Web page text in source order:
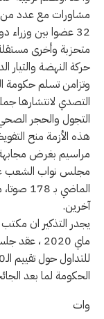
مشاورات مع عدد من
32 عضوا بين
متحزبة وأخرى
حركة النهضة
وتزامن تسلم حكومة
التصدي لانتشارها
التجول والحجر
هذه الأزمة منح
مراسيم بغرض
آخرين.
ماي 2020
الحكومة لما بعد
وات